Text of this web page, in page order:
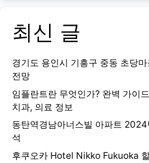
최신 글
경기도 용인시 기흥구 중동 초당
전망
임플란트란 무엇인가? 완벽 가이
치과, 의료 정보
동탄역경남아너스빌 아파트
석
후쿠오카 Hotel Nikko Fukuoka